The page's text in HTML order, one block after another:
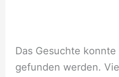
Das Gesuchte
gefunden werden.